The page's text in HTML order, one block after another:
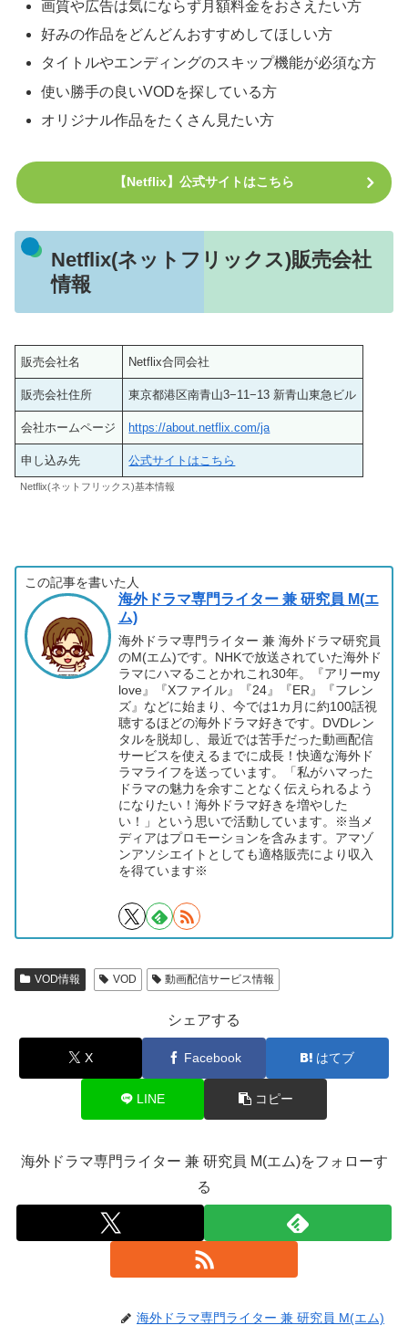
画質や広告は気にならず月額料金をおさえたい方
好みの作品をどんどんおすすめしてほしい方
タイトルやエンディングのスキップ機能が必須な方
使い勝手の良いVODを探している方
オリジナル作品をたくさん見たい方
【Netflix】公式サイトはこちら
Netflix(ネットフリックス)販売会社
情報
販売会社名 Netflix合同会社
販売会社住所 東京都港区南青山3−11−13 新青山東急ビル
会社ホームページ https://about.netflix.com/ja
申し込み先 公式サイトはこちら
Netflix(ネットフリックス)基本情報
この記事を書いた人
海外ドラマ専門ライター 兼 研究員 M(エ
ム)
海外ドラマ専門ライター 兼 海外ドラマ研究員
のM(エム)です。NHKで放送されていた海外ド
ラマにハマることかれこれ30年。『アリーmy
love』『Xファイル』『24』『ER』『フレン
ズ』などに始まり、今では1カ月に約100話視
聴するほどの海外ドラマ好きです。DVDレン
タルを脱却し、最近では苦手だった動画配信
サービスを使えるまでに成長！快適な海外ド
ラマライフを送っています。「私がハマった
ドラマの魅力を余すことなく伝えられるよう
になりたい！海外ドラマ好きを増やした
い！」という思いで活動しています。※当メ
ディアはプロモーションを含みます。アマゾ
ンアソシエイトとしても適格販売により収入
を得ています※
VOD情報 VOD 動画配信サービス情報
シェアする
X Facebook はてブ
LINE コピー
海外ドラマ専門ライター 兼 研究員 M(エム)をフォローす
る
海外ドラマ専門ライター 兼 研究員 M(エム)